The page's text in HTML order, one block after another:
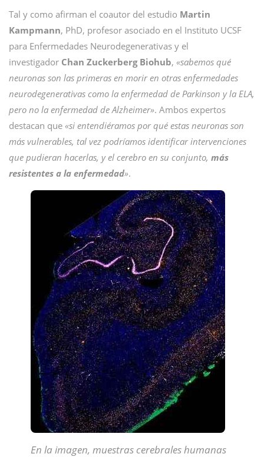
Tal y como afirman el coautor del estudio Martin
Kampmann, PhD, profesor asociado en el Instituto UCSF
para Enfermedades Neurodegenerativas y el
investigador Chan Zuckerberg Biohub, «sabemos qué
neuronas son las primeras en morir en otras enfermedades
neurodegenerativas como la enfermedad de Parkinson y la ELA,
pero no la enfermedad de Alzheimer». Ambos expertos
destacan que «si entendiéramos por qué estas neuronas son
más vulnerables, tal vez podríamos identificar intervenciones
que pudieran hacerlas, y el cerebro en su conjunto, más
resistentes a la enfermedad».
En la imagen, muestras cerebrales humanas